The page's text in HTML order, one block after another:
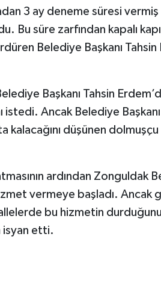
3 ay deneme süresi vermiş
Bu süre zarfından kapalı
Belediye Başkanı
Başkanı Tahsin
istedi. Ancak Belediye
düşünen dolmuşçu
ardından Zonguldak
vermeye başladı. Ancak
bu hizmetin
isyan etti.